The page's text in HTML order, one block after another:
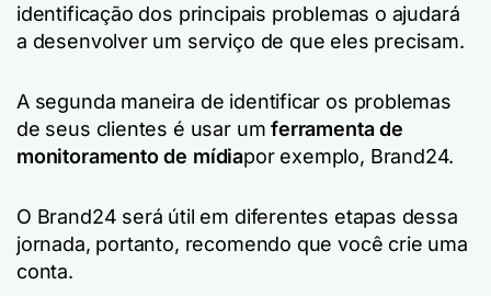
identificação dos principais problemas o ajudará
a desenvolver um serviço de que eles precisam.
A segunda maneira de identificar os problemas
de seus clientes é usar umferramenta de
monitoramento de mídiapor exemplo, Brand24.
O Brand24 será útil em diferentes etapas dessa
jornada, portanto, recomendo que você crie uma
conta.